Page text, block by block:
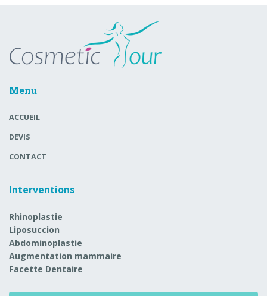
Menu
ACCUEIL
DEVIS
CONTACT
Interventions
Rhinoplastie
Liposuccion
Abdominoplastie
Augmentation mammaire
Facette Dentaire